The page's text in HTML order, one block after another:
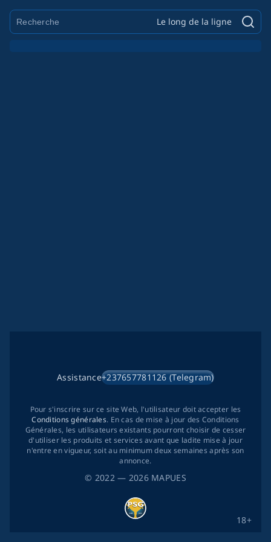
Le long de la ligne
© 2022— 2026 MAPUES
Assistance+237657781126 (Telegram)
18+
Pour s'inscrire sur ce site Web, l'utilisateur doit accepter les
Conditions générales. En cas de mise à jour des Conditions
Générales, les utilisateurs existants pourront choisir de cesser
d'utiliser les produits et services avant que ladite mise à jour
n'entre en vigueur, soit au minimum deux semaines après son
annonce.